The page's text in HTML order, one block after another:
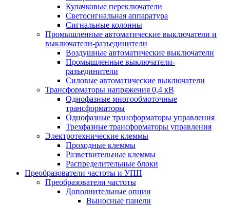
Кулачковые переключатели
Светосигнальная аппаратура
Сигнальные колонны
Промышленные автоматические выключатели и
выключатели-разъединители
Воздушные автоматические выключатели
Промышленные выключатели-
разъединители
Силовые автоматические выключатели
Трансформаторы напряжения 0,4 кВ
Однофазные многообмоточные
трансформаторы
Однофазные трансформаторы управления
Трехфазные трансформаторы управления
Электротехнические клеммы
Проходные клеммы
Разветвительные клеммы
Распределительные блоки
Преобразователи частоты и УПП
Преобразователи частоты
Дополнительные опции
Выносные панели